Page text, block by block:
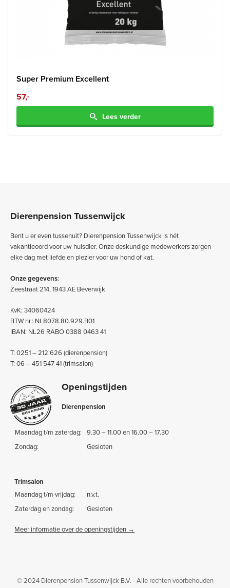
Super Premium Excellent
57,-
Lees verder
Dierenpension Tussenwijck
Bent u er even tussenuit? Dierenpension Tussenwijck is hét
vakantieoord voor uw huisdier. Onze deskundige medewerkers zorgen
elke dag met liefde en plezier voor uw hond of kat.
Onze gegevens:
Zeestraat 214, 1943 AE Beverwijk
KvK: 34060424
BTW nr.: NL8078.80.929.B01
IBAN: NL26 RABO 0388 0463 41
T: 0251 – 212 626 (dierenpension)
T: 06 – 451 547 41 (trimsalon)
Openingstijden
Dierenpension
Maandag t/m zaterdag:
9.30 – 11.00 en 16.00 – 17.30
Zondag:
Gesloten
Trimsalon
Maandag t/m vrijdag:
n.v.t.
Zaterdag en zondag:
Gesloten
Meer informatie over de openingstijden →
© 2024 Dierenpension Tussenwijck B.V. - Alle rechten voorbehouden